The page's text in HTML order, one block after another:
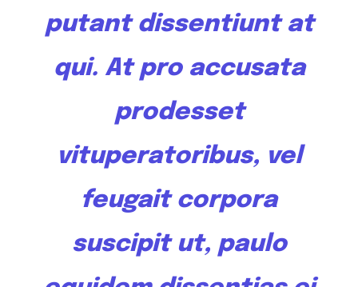
putant dissentiuntat
qui. At pro accusata
prodesset
vituperatoribus, vel
feugait corpora
suscipit ut, paulo